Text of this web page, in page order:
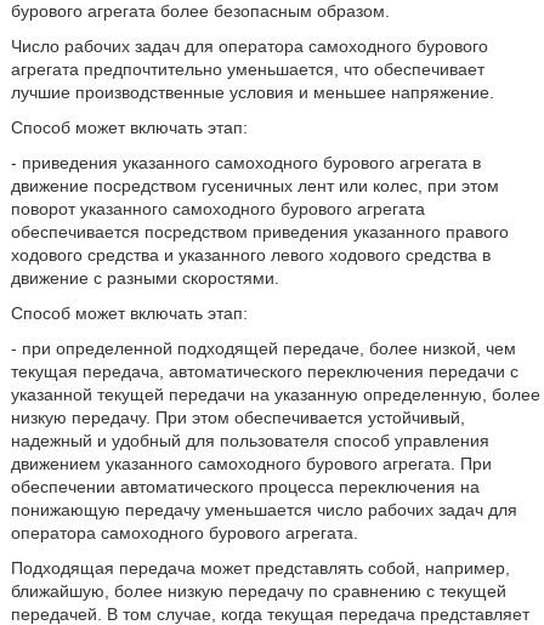
бурового агрегата более безопасным образом.
Число рабочих задач для оператора самоходного бурового
агрегата предпочтительно уменьшается, что обеспечивает
лучшие производственные условия и меньшее напряжение.
Способ может включать этап:
- приведения указанного самоходного бурового агрегата в
движение посредством гусеничных лент или колес, при этом
поворот указанного самоходного бурового агрегата
обеспечивается посредством приведения указанного правого
ходового средства и указанного левого ходового средства в
движение с разными скоростями.
Способ может включать этап:
- при определенной подходящей передаче, более низкой, чем
текущая передача, автоматического переключения передачи с
указанной текущей передачи на указанную определенную, более
низкую передачу. При этом обеспечивается устойчивый,
надежный и удобный для пользователя способ управления
движением указанного самоходного бурового агрегата. При
обеспечении автоматического процесса переключения на
понижающую передачу уменьшается число рабочих задач для
оператора самоходного бурового агрегата.
Подходящая передача может представлять собой, например,
ближайшую, более низкую передачу по сравнению с текущей
передачей. В том случае, когда текущая передача представляет